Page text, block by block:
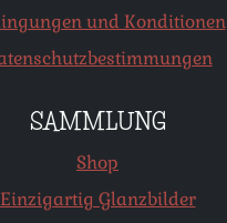
und Konditionen
SAMMLUNG
Shop
Einzigartig Glanzbilder